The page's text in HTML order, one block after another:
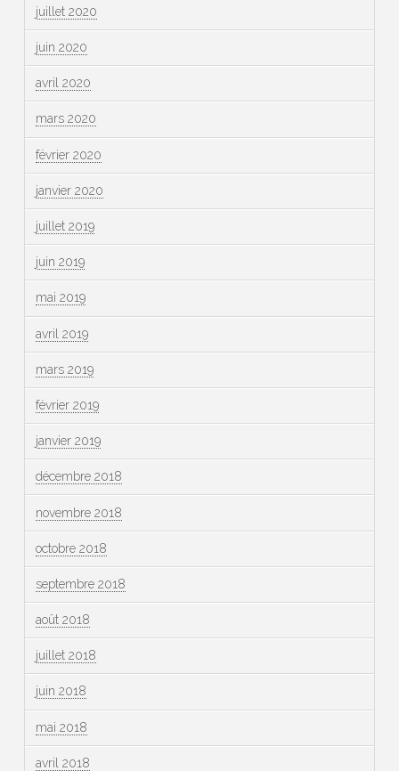
juillet 2020
juin 2020
avril 2020
mars 2020
février 2020
janvier 2020
juillet 2019
juin 2019
mai 2019
avril 2019
mars 2019
février 2019
janvier 2019
décembre 2018
novembre 2018
octobre 2018
septembre 2018
août 2018
juillet 2018
juin 2018
mai 2018
avril 2018